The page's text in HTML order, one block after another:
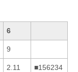
6
9
2.11 ■156234